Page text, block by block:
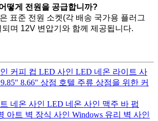
떻게 전원을 공급합니까?
표준 전원 소켓(각 배송 국가용 플러그
며 12V 변압기와 함께 제공됩니다.
커피 컵 LED 사인 LED 네온 라이트 사
8.66″ 상점 호텔 주류 상점을 위한 커
네온 사인 LED 네온 사인 맥주 바 펍
아트 벽 장식 사인 Windows 유리 벽 사인